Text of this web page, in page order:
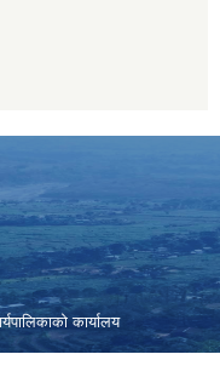
कार्यालय